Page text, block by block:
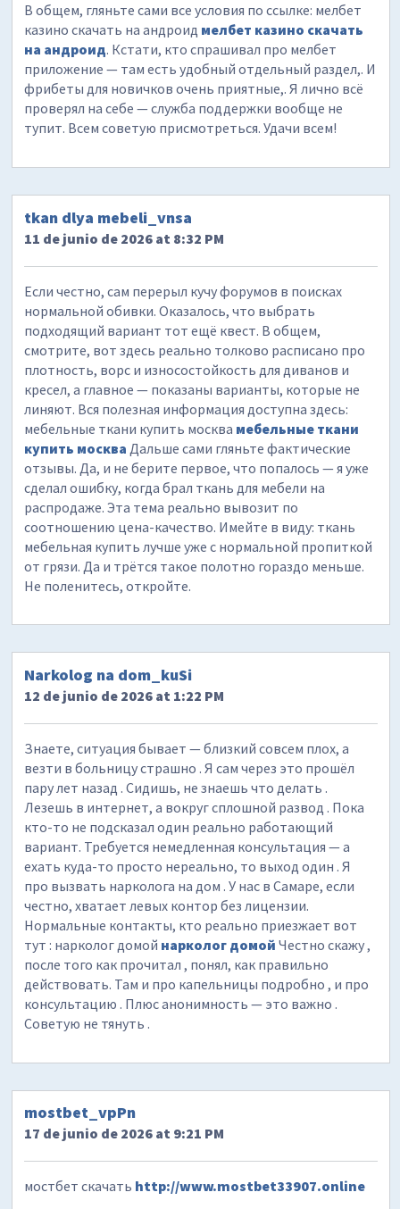
В общем, гляньте сами все условия по ссылке: мелбет
казино скачать на андроид мелбет казино скачать
на андроид. Кстати, кто спрашивал про мелбет
приложение — там есть удобный отдельный раздел,. И
фрибеты для новичков очень приятные,. Я лично всё
проверял на себе — служба поддержки вообще не
тупит. Всем советую присмотреться. Удачи всем!
tkan dlya mebeli_vnsa
11 de junio de 2026 at 8:32 PM
Если честно, сам перерыл кучу форумов в поисках
нормальной обивки. Оказалось, что выбрать
подходящий вариант тот ещё квест. В общем,
смотрите, вот здесь реально толково расписано про
плотность, ворс и износостойкость для диванов и
кресел, а главное — показаны варианты, которые не
линяют. Вся полезная информация доступна здесь:
мебельные ткани купить москва мебельные ткани
купить москва Дальше сами гляньте фактические
отзывы. Да, и не берите первое, что попалось — я уже
сделал ошибку, когда брал ткань для мебели на
распродаже. Эта тема реально вывозит по
соотношению цена-качество. Имейте в виду: ткань
мебельная купить лучше уже с нормальной пропиткой
от грязи. Да и трётся такое полотно гораздо меньше.
Не поленитесь, откройте.
Narkolog na dom_kuSi
12 de junio de 2026 at 1:22 PM
Знаете, ситуация бывает — близкий совсем плох, а
везти в больницу страшно . Я сам через это прошёл
пару лет назад . Сидишь, не знаешь что делать .
Лезешь в интернет, а вокруг сплошной развод . Пока
кто-то не подсказал один реально работающий
вариант. Требуется немедленная консультация — а
ехать куда-то просто нереально, то выход один . Я
про вызвать нарколога на дом . У нас в Самаре, если
честно, хватает левых контор без лицензии.
Нормальные контакты, кто реально приезжает вот
тут : нарколог домой нарколог домой Честно скажу ,
после того как прочитал , понял, как правильно
действовать. Там и про капельницы подробно , и про
консультацию . Плюс анонимность — это важно .
Советую не тянуть .
mostbet_vpPn
17 de junio de 2026 at 9:21 PM
мостбет скачать http://www.mostbet33907.online